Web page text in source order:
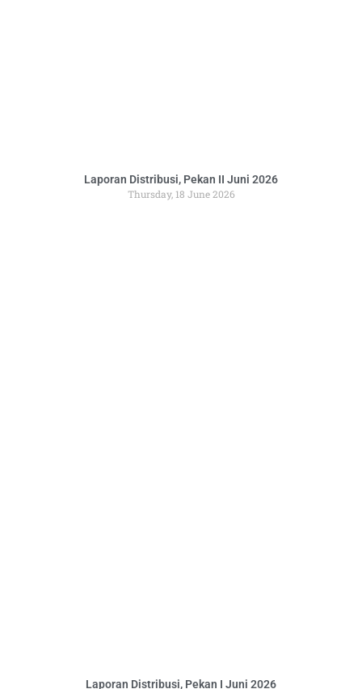
Laporan Distribusi, Pekan II Juni 2026
Thursday, 18 June 2026
Laporan Distribusi, Pekan I Juni 2026